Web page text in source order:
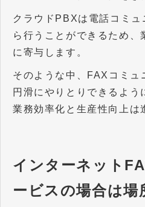
クラウドPBXは電話コミ
ら行うことができるため、
に寄与します。
そのような中、FAXコミュ
円滑にやりとりできるよう
業務効率化と生産性向上は
インターネット
ービスの場合は場